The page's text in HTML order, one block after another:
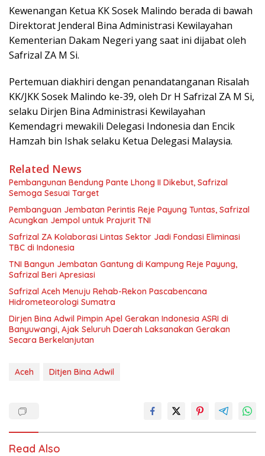
Kewenangan Ketua KK Sosek Malindo berada di bawah
Direktorat Jenderal Bina Administrasi Kewilayahan
Kementerian Dakam Negeri yang saat ini dijabat oleh
Safrizal ZA M Si.
Pertemuan diakhiri dengan penandatanganan Risalah
KK/JKK Sosek Malindo ke-39, oleh Dr H Safrizal ZA M Si,
selaku Dirjen Bina Administrasi Kewilayahan
Kemendagri mewakili Delegasi Indonesia dan Encik
Hamzah bin Ishak selaku Ketua Delegasi Malaysia.
Related News
Pembangunan Bendung Pante Lhong II Dikebut, Safrizal
Semoga Sesuai Target
Pembanguan Jembatan Perintis Reje Payung Tuntas, Safrizal
Acungkan Jempol untuk Prajurit TNI
Safrizal ZA Kolaborasi Lintas Sektor Jadi Fondasi Eliminasi
TBC di Indonesia
TNI Bangun Jembatan Gantung di Kampung Reje Payung,
Safrizal Beri Apresiasi
Safrizal Aceh Menuju Rehab-Rekon Pascabencana
Hidrometeorologi Sumatra
Dirjen Bina Adwil Pimpin Apel Gerakan Indonesia ASRI di
Banyuwangi, Ajak Seluruh Daerah Laksanakan Gerakan
Secara Berkelanjutan
Aceh Ditjen Bina Adwil
Read Also